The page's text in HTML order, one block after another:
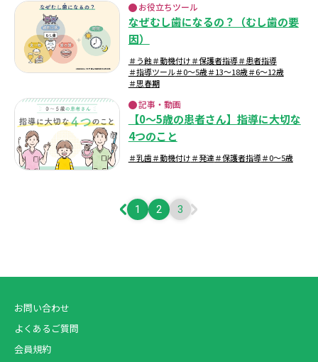
お役立ちツール
なぜむし歯になるの？（むし歯の要
因）
＃う蝕＃動機付け＃保護者指導＃患者指導
＃指導ツール＃0～5歳＃13～18歳＃6～12歳
＃思春期
記事・動画
【0～5歳の患者さん】指導に大切な
4つのこと
＃乳歯＃動機付け＃発達＃保護者指導＃0～5歳
1 2 3
お問い合わせ
よくあるご質問
会員規約